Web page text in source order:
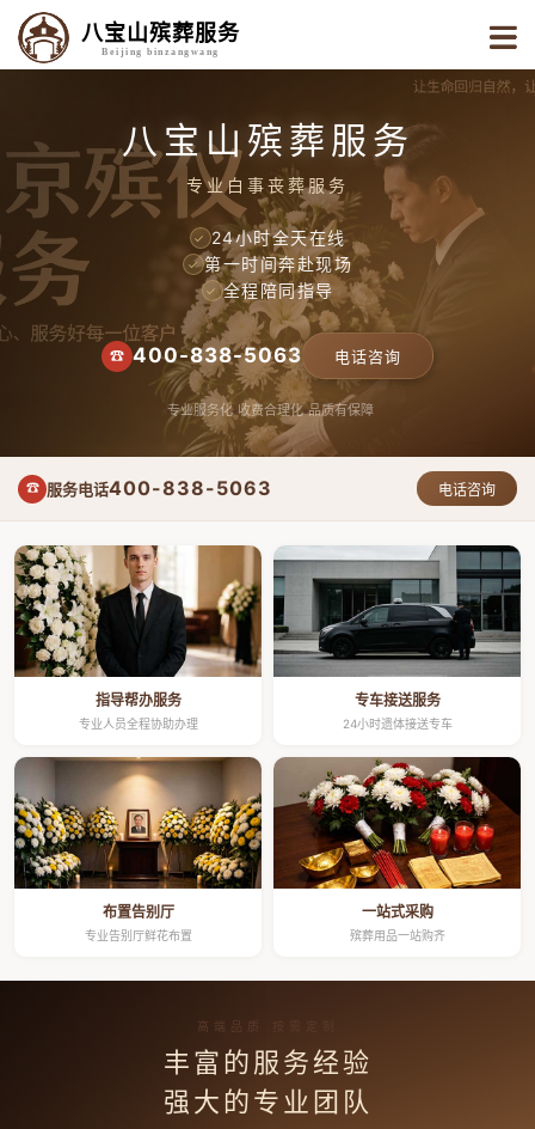
八宝山殡葬服务
Beijing binzangwang
八宝山殡葬服务
专业白事丧葬服务
✓ 24小时全天在线
✓ 第一时间奔赴现场
✓ 全程陪同指导
☎ 400-838-5063 电话咨询
专业服务化 收费合理化 品质有保障
☎ 服务电话400-838-5063 电话咨询
指导帮办服务
专业人员全程协助办理
专车接送服务
24小时遗体接送专车
布置告别厅
专业告别厅鲜花布置
一站式采购
殡葬用品一站购齐
高端品质 按需定制
丰富的服务经验
强大的专业团队